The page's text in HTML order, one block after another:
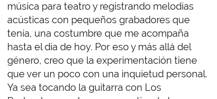
música para teatro y registrando melodías
acústicas con pequeños grabadores que
tenía, una costumbre que me acompaña
hasta el día de hoy. Por eso y más allá del
género, creo que la experimentación tiene
que ver un poco con una inquietud personal.
Ya sea tocando la guitarra con Los